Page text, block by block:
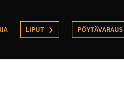
LIPUT PÖYTÄVARAUS